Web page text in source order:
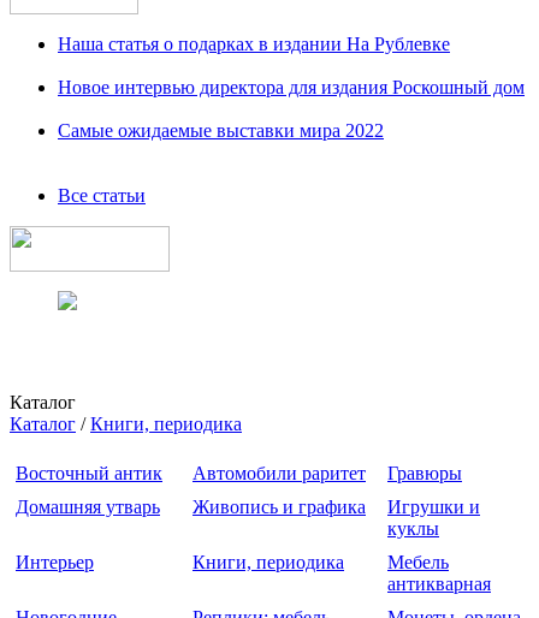
Наша статья о подарках в издании На Рублевке
Новое интервью директора для издания Роскошный дом
Самые ожидаемые выставки мира 2022
Все статьи
Каталог
Каталог /Книги, периодика
Восточный антик Автомобили раритет
Гравюры
Домашняя утварь
Живопись и графика
Игрушки и
куклы
Интерьер
Книги, периодика
Мебель
антикварная